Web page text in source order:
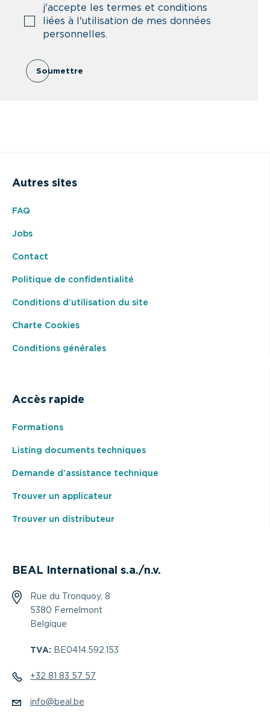
j'accepte les termes et conditions
liées à l'utilisation de mes données
personnelles.
Soumettre
Autres sites
FAQ
Jobs
Contact
Politique de confidentialité
Conditions d’utilisation du site
Charte Cookies
Conditions générales
Accès rapide
Formations
Listing documents techniques
Demande d’assistance technique
Trouver un applicateur
Trouver un distributeur
BEAL International s.a./n.v.
Rue du Tronquoy, 8
5380 Fernelmont
Belgique
TVA: BE0414.592.153
+32 81 83 57 57
info@beal.be